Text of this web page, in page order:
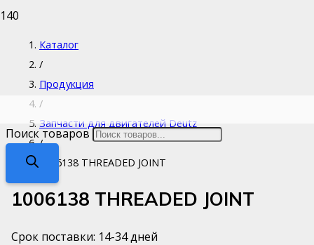
Поиск товаров
Каталог
/
Продукция
/
Запчасти для двигателей Deutz
/
1006138 THREADED JOINT
1006138 THREADED JOINT
Срок поставки: 14-34 дней